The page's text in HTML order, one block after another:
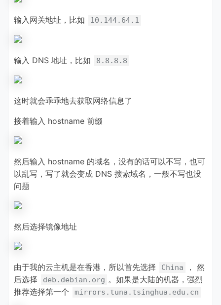
输入网关地址，比如 10.144.64.1
输入 DNS 地址，比如 8.8.8.8
这时就会乖乖地去获取网络信息了
接着输入 hostname 前缀
然后输入 hostname 的域名，没有的话可以不写，也可
以乱写，写了就会变成 DNS 搜索域名，一般不写也没
问题
然后选择镜像地址
由于我的云主机是在香港，所以首先选择 China
， 然
后选择
deb.debian.org 。如果是大陆的机器，强烈
推荐选择第一个
mirrors.tuna.tsinghua.edu.cn